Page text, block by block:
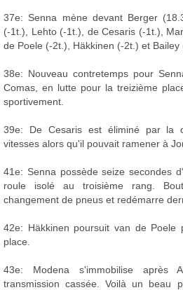
37e: Senna mène devant Berger
(-1t.), Lehto (-1t.), de Cesaris (-1t.),
de Poele (-2t.), Häkkinen (-2t.) et Bailey
38e: Nouveau contretemps pour
Comas, en lutte pour la treizième
sportivement.
39e: De Cesaris est éliminé par la
vitesses alors qu'il pouvait ramener à
41e: Senna possède seize secondes
roule isolé au troisième rang.
changement de pneus et redémarre
42e: Häkkinen poursuit van de
place.
43e: Modena s'immobilise après
transmission cassée. Voilà un beau